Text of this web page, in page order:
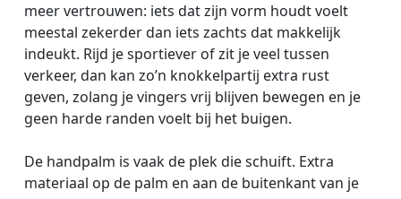
meer vertrouwen: iets dat zijn vorm houdt voelt
meestal zekerder dan iets zachts dat makkelijk
indeukt. Rijd je sportiever of zit je veel tussen
verkeer, dan kan zo’n knokkelpartij extra rust
geven, zolang je vingers vrij blijven bewegen en je
geen harde randen voelt bij het buigen.
De handpalm is vaak de plek die schuift. Extra
materiaal op de palm en aan de buitenkant van je